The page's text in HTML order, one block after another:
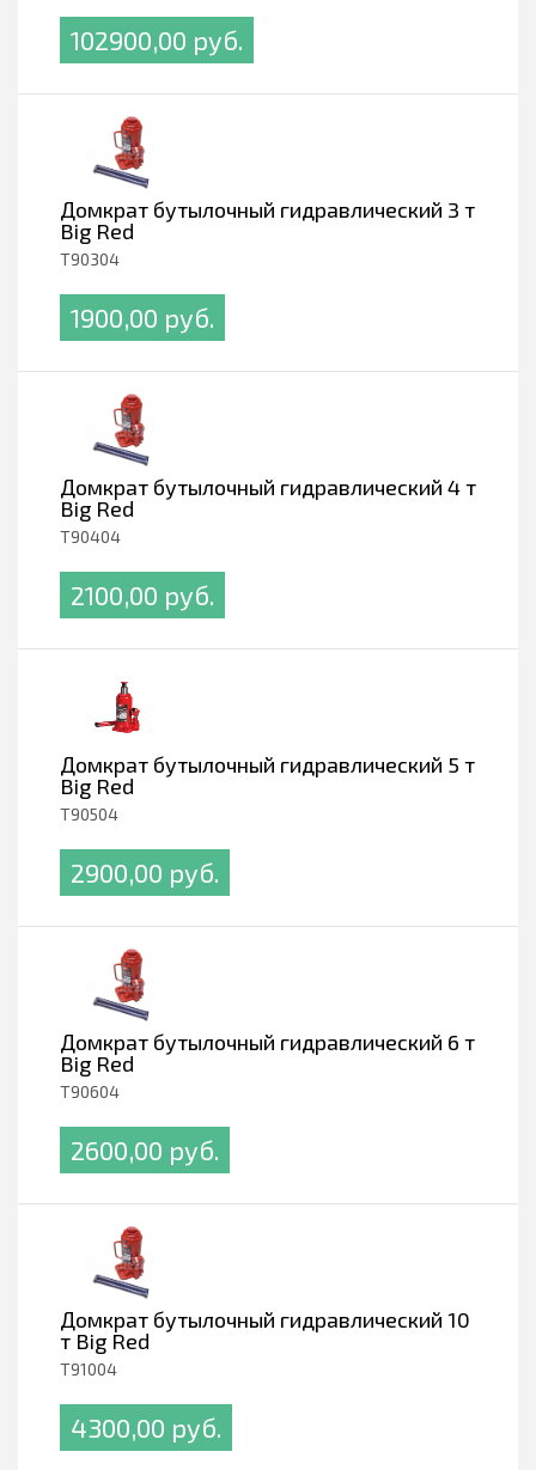
102900,00 pуб.
Домкрат бутылочный гидравлический 3 т
Big Red
T90304
1900,00 pуб.
Домкрат бутылочный гидравлический 4 т
Big Red
T90404
2100,00 pуб.
Домкрат бутылочный гидравлический 5 т
Big Red
T90504
2900,00 pуб.
Домкрат бутылочный гидравлический 6 т
Big Red
T90604
2600,00 pуб.
Домкрат бутылочный гидравлический 10
т Big Red
T91004
4300,00 pуб.